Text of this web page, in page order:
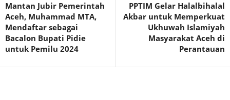
Mantan Jubir Pemerintah
Aceh, Muhammad MTA,
Mendaftar sebagai
Bacalon Bupati Pidie
untuk Pemilu 2024
PPTIM Gelar Halalbihalal
Akbar untuk Memperkuat
Ukhuwah Islamiyah
Masyarakat Aceh di
Perantauan